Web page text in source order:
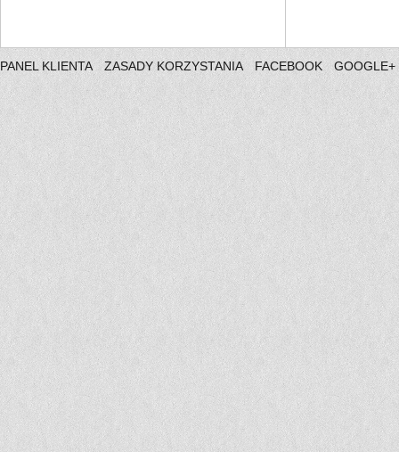
PANEL KLIENTA ZASADY KORZYSTANIA FACEBOOK GOOGLE+